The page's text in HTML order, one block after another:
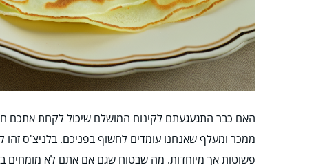
האם כבר התגעגעתם לקינוח המושלם שיכול לקחת אתכם
ממכר ומעלף שאנחנו עומדים לחשוף בפניכם. בלניצ'ס
פשוטות אך מיוחדות. מה שבטוח שגם אם אתם לא מומחים